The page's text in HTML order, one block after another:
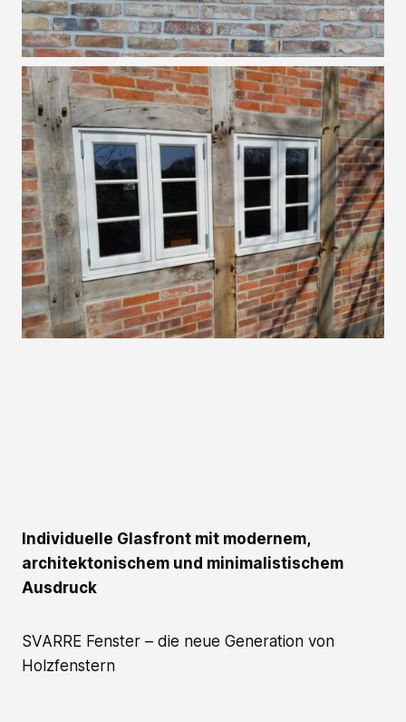
Individuelle Glasfront mit modernem,
architektonischem und minimalistischem
Ausdruck
SVARRE Fenster – die neue Generation von
Holzfenstern